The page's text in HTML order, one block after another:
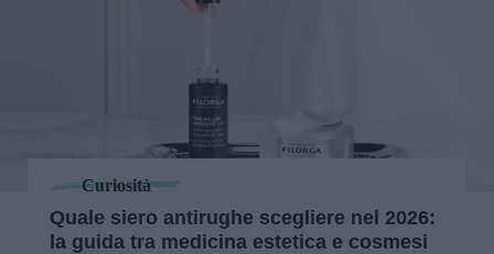
Curiosità
Quale siero antirughe scegliere nel 2026:
la guida tra medicina estetica e cosmesi